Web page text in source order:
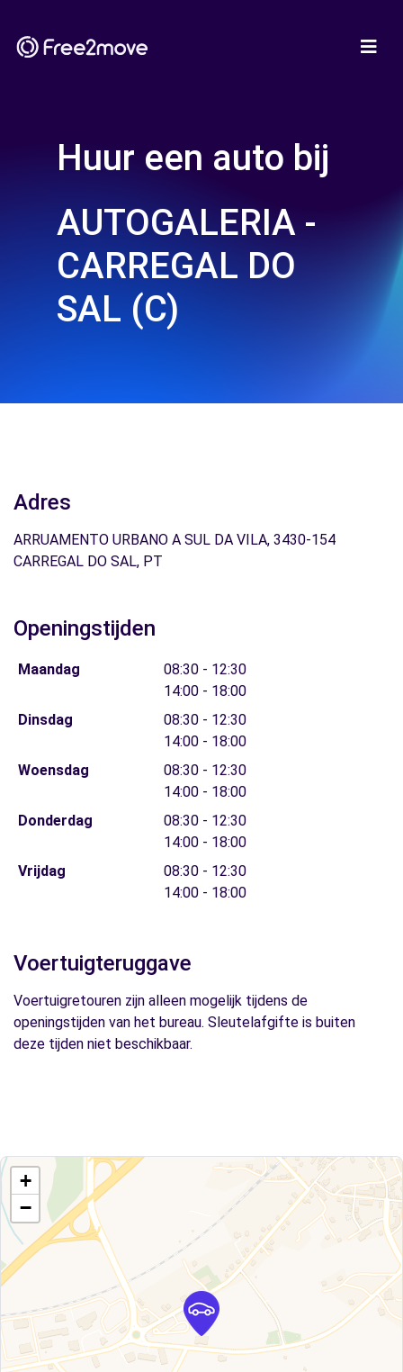
Huur een auto bij
AUTOGALERIA -
CARREGAL DO
SAL (C)
Adres
ARRUAMENTO URBANO A SUL DA VILA, 3430-154
CARREGAL DO SAL, PT
Openingstijden
Maandag
08:30 - 12:30
14:00 - 18:00
Dinsdag
08:30 - 12:30
14:00 - 18:00
Woensdag
08:30 - 12:30
14:00 - 18:00
Donderdag
08:30 - 12:30
14:00 - 18:00
Vrijdag
08:30 - 12:30
14:00 - 18:00
Voertuigteruggave
Voertuigretouren zijn alleen mogelijk tijdens de
openingstijden van het bureau. Sleutelafgifte is buiten
deze tijden niet beschikbaar.
+
−